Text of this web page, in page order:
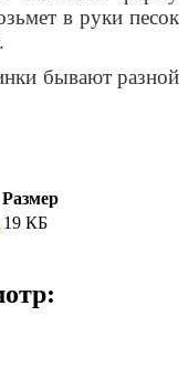
в руки песок
бывают разной
Размер
19 КБ